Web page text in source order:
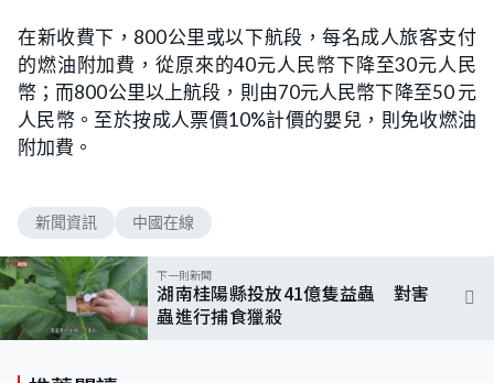
7
.
1
0
%
在新收費下，800公里或以下航段，每名成人旅客支付
的燃油附加費，從原來的40元人民幣下降至30元人民
幣；而800公里以上航段，則由70元人民幣下降至50 元
人民幣。至於按成人票價10%計價的嬰兒，則免收燃油
附加費。
新聞資訊 中國在線
下一則新聞
湖南桂陽縣投放41億隻益蟲 對害
蟲進行捕食獵殺